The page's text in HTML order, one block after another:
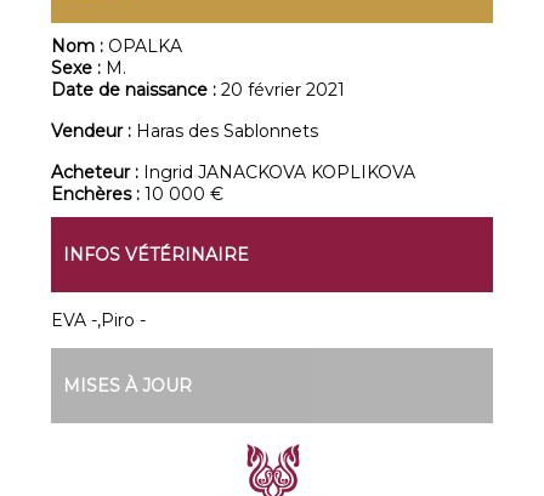
Nom : OPALKA
Sexe : M.
Date de naissance :20 février 2021
Vendeur : Haras des Sablonnets
Acheteur : Ingrid JANACKOVA KOPLIKOVA
Enchères :10 000 €
INFOS VÉTÉRINAIRE
EVA -,Piro -
MISES À JOUR